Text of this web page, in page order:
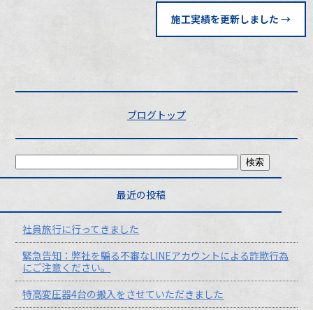
施工実績を更新しました →
ブログトップ
最近の投稿
社員旅行に行ってきました
緊急告知：弊社を騙る不審なLINEアカウントによる詐欺行為
にご注意ください。
特高変圧器4台の搬入をさせていただきました